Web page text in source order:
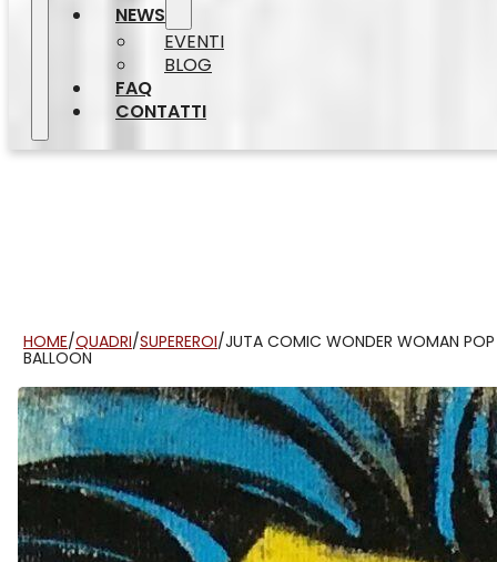
NEWS
EVENTI
BLOG
FAQ
CONTATTI
HOME/QUADRI/SUPEREROI/JUTA COMIC WONDER WOMAN POP
BALLOON